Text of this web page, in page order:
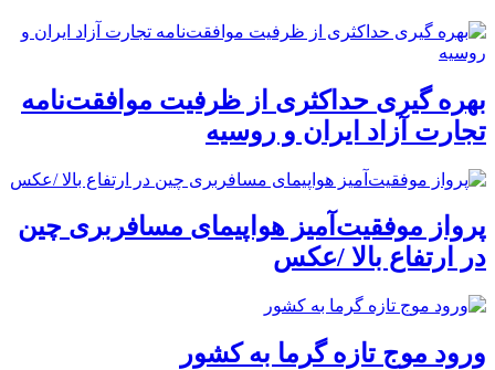
بهره گیری حداکثری از ظرفیت موافقت‌نامه
تجارت آزاد ایران و روسیه
پرواز موفقیت‌آمیز هواپیمای مسافربری چین
در ارتفاع بالا /عکس
ورود موج تازه گرما به کشور